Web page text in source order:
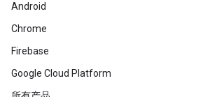
Android
Chrome
Firebase
Google Cloud Platform